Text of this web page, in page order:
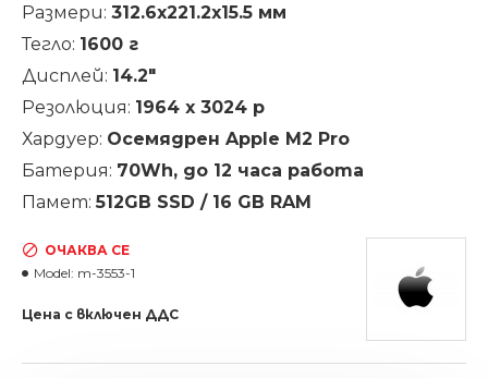
ОЧАКВА СЕ
Model: m-3553-1
Цена с включен ДДС
Размери: 312.6x221.2x15.5 мм
Тегло: 1600 г
Дисплей: 14.2"
Резолюция: 1964 х 3024 p
Хардуер: Осемядрен Apple M2 Pro
Батерия: 70Wh, до 12 часа работа
Памет:512GB SSD / 16 GB RAM